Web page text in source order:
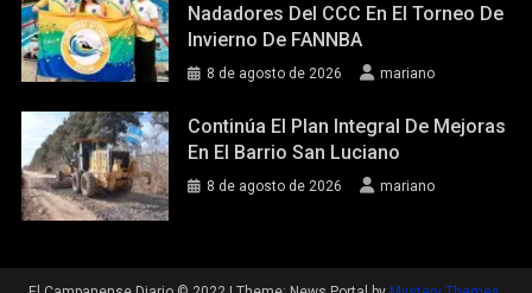
Nadadores Del CCC En El Torneo De
Invierno De FANNBA
8 de agosto de 2026 mariano
Continúa El Plan Integral De Mejoras
En El Barrio San Luciano
8 de agosto de 2026 mariano